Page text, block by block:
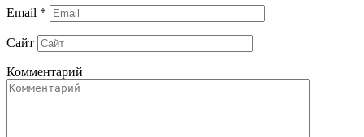
Email *
Сайт
Комментарий